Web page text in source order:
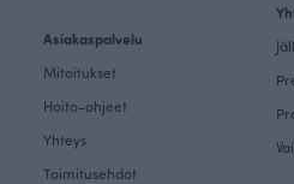
Asiakaspalvelu
Mitoitukset
Hoito-ohjeet
Yhteys
Toimitusehdot